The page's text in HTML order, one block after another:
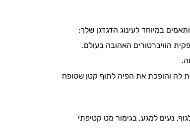
לה והופכת את הפיה לתוף קטן שטופח
נעים למגע, בגימור מט קטיפתי